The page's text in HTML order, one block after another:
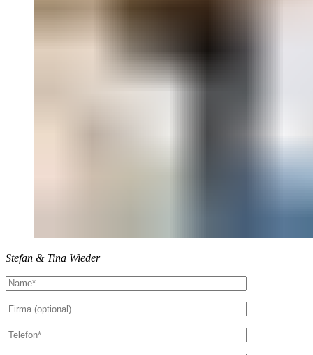
Stefan & Tina Wieder